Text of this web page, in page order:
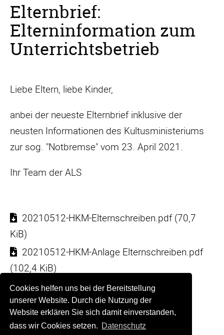
Cookies helfen uns bei der Bereitstellung
unserer Website. Durch die Nutzung der
Website erklären Sie sich damit einverstanden,
dass wir Cookies setzen. Datenschutz
Elternbrief:
Elterninformation zum
Unterrichtsbetrieb
Liebe Eltern, liebe Kinder,
anbei der neueste Elternbrief inklusive der
neusten Informationen des Kultusministeriums
zur sog. "Notbremse" vom 23. April 2021.
Ihr Team der ALS
20210512-HKM-Elternschreiben.pdf(70,7
KiB)
20210512-HKM-Anlage Elternschreiben.pdf
(102,4 KiB)
Zurück